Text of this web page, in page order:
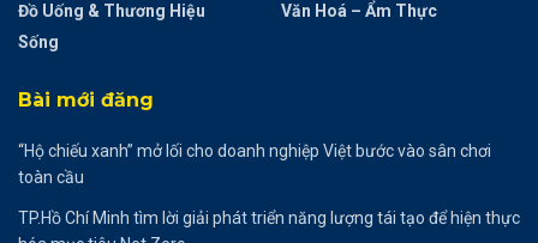
Đồ Uống & Thương Hiệu
Sống
Văn Hoá – Ẩm Thực
Bài mới đăng
“Hộ chiếu xanh” mở lối cho doanh nghiệp Việt bước vào sân chơi
toàn cầu
TP.Hồ Chí Minh tìm lời giải phát triển năng lượng tái tạo để hiện thực